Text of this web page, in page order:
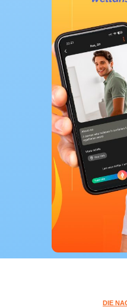
DIE